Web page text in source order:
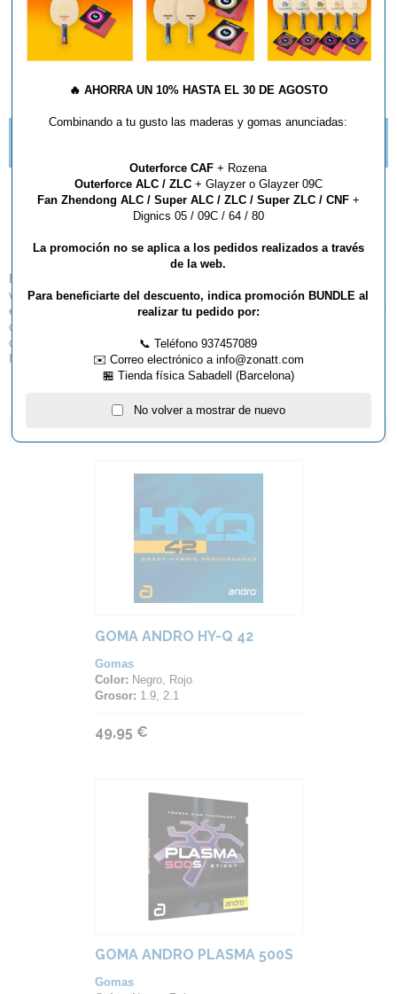
AÑADIR AL CARRITO
Goma Andro Hexer
Powergrip SFX
Efecto, sensación, tolerancia y control son solo una muestra de las
virtudes de la Hexer Powergrip SFX. La superficie diseñada
específicamente para las nuevas pelotas permite generar mucho efecto y
crear una buena trayectoria. Experimente el control máximo: Su esponja
de dureza blanda de 40° alcanza grandes tasas en términos de control.
Ideal para jugadores que buscan tener el control del juego.
GOMA ANDRO HY-Q 42
Gomas
Color: Negro, Rojo
Grosor: 1.9, 2.1
49,95 €
GOMA ANDRO PLASMA 500S
Gomas
🔥 AHORRA UN 10% HASTA EL 30 DE AGOSTO
Combinando a tu gusto las maderas y gomas anunciadas:
Outerforce CAF + Rozena
Outerforce ALC / ZLC+ Glayzer o Glayzer 09C
Fan Zhendong ALC / Super ALC / ZLC / Super ZLC / CNF+
Dignics 05 / 09C / 64 / 80
La promoción no se aplica a los pedidos realizados a través
de la web.
Para beneficiarte del descuento, indica promoción BUNDLE al
realizar tu pedido por:
📞 Teléfono 937457089
✉️ Correo electrónico a info@zonatt.com
🏪 Tienda física Sabadell (Barcelona)
No volver a mostrar de nuevo